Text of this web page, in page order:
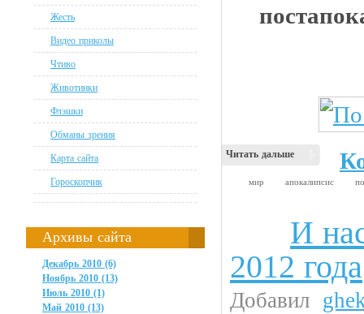
Жесть
Видео приколы
Чтиво
Животинки
Флэшки
Обманы зрения
Карта сайта
Гороскопчик
Архивы сайта
Декабрь 2010 (6)
Ноябрь 2010 (13)
Июль 2010 (1)
Май 2010 (13)
Читать дальше
мир апокалипсис
И
2012 года
Добавил